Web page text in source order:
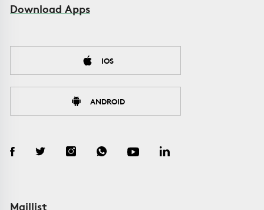
Download Apps
IOS
ANDROID
Maillist